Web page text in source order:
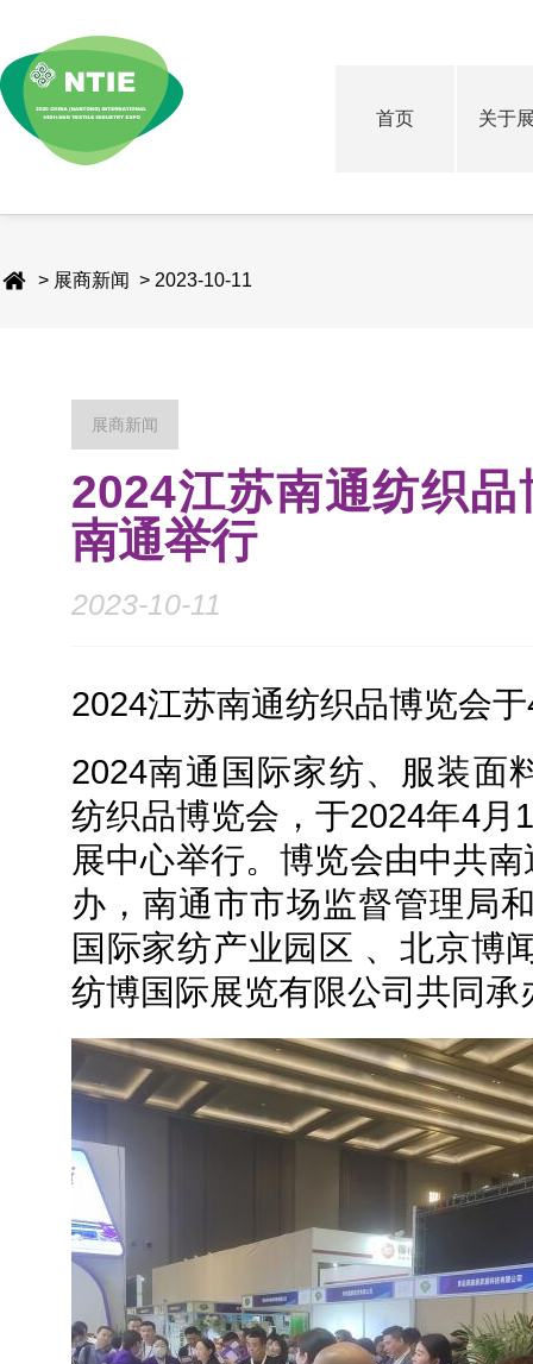
首页 关于
> 展商新闻 > 2023-10-11
展商新闻
2024江苏南通纺织
南通举行
2023-10-11
2024江苏南通纺织品博览会
2024南通国际家纺、服装面
纺织品博览会，于2024年4月
展中心举行。博览会由中共
办，南通市市场监督管理局
国际家纺产业园区 、北京博
纺博国际展览有限公司共同承